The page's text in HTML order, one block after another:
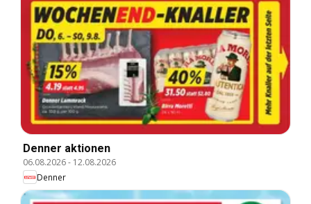
Denner aktionen
06.08.2026- 12.08.2026
Denner